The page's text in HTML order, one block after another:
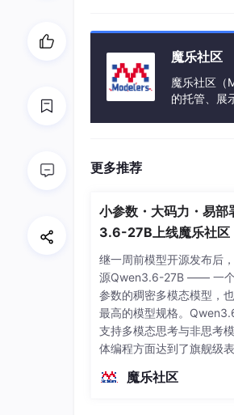
魔乐社区
魔乐社区（
的托管、展
更多推荐
小参数・大码力・易
3.6-27B上线魔乐社区
的部署教程来了
继一周前模型开源发布后
源Qwen3.6-27B —— 一
参数的稠密多模态模型，
最高的模型规格。
支持多模态思考与非思考
体编程方面达到了旗舰级
（总参数397B / 激活参数
魔乐社区